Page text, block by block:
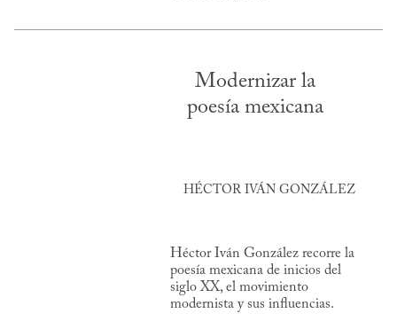
Modernizar la
poesía mexicana
HÉCTOR IVÁN GONZÁLEZ
Héctor Iván González recorre la
poesía mexicana de inicios del
siglo XX, el movimiento
modernista y sus influencias.